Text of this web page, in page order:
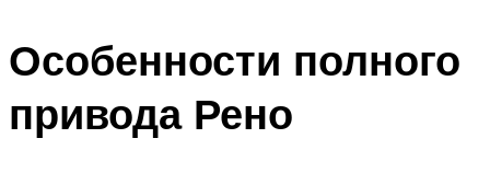
Особенности полного
привода Рено